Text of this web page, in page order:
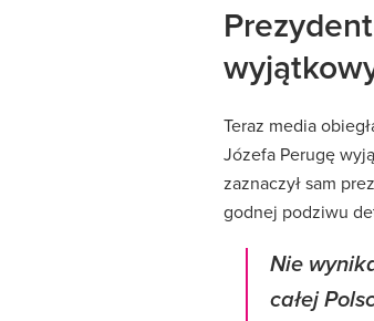
Teraz media
Józefa Perugę
zaznaczył sam
godnej podziwu
Nie
całej